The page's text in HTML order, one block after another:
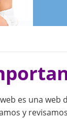
es una web
y